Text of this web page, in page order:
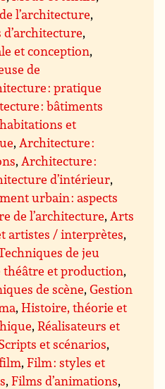
l’architecture,
,
et conception,
de
: pratique
: bâtiments
et
,Architecture :
,Architecture :
d’intérieur,
urbain : aspects
de l’architecture,Arts
artistes / interprètes,
de jeu
théâtre et production,
de scène,Gestion
,Histoire, théorie et
,Réalisateurs et
et scénarios,
,Film : styles et
,Films d’animations,